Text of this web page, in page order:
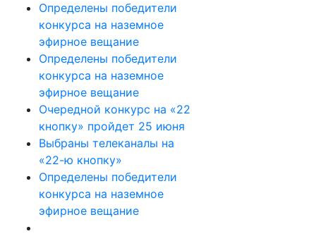
Определены победители
конкурса на наземное
эфирное вещание
Определены победители
конкурса на наземное
эфирное вещание
Очередной конкурс на «22
кнопку» пройдет 25 июня
Выбраны телеканалы на
«22-ю кнопку»
Определены победители
конкурса на наземное
эфирное вещание